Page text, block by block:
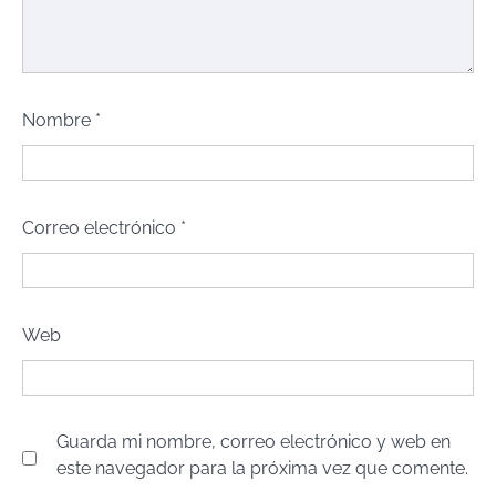
Nombre *
Correo electrónico *
Web
Guarda mi nombre, correo electrónico y web en
este navegador para la próxima vez que comente.